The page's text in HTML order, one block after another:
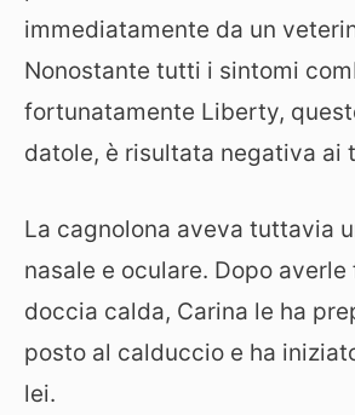
immediatamente da un
Nonostante tutti i sintomi
fortunatamente Liberty,
datole, è risultata negativa ai
La cagnolona aveva tuttavia
nasale e oculare. Dopo
doccia calda, Carina le ha
posto al calduccio e ha
lei.